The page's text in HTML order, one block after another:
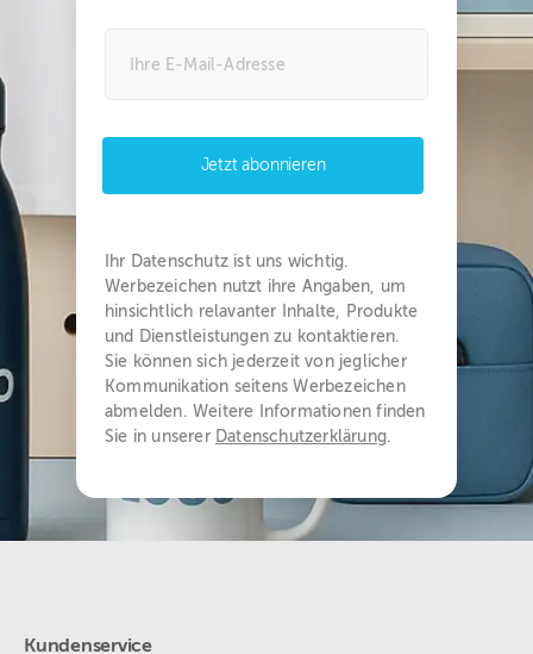
Jetzt abonnieren
Ihr Datenschutz ist uns wichtig.
Werbezeichen nutzt ihre Angaben, um
hinsichtlich relavanter Inhalte, Produkte
und Dienstleistungen zu kontaktieren.
Sie können sich jederzeit von jeglicher
Kommunikation seitens Werbezeichen
abmelden. Weitere Informationen finden
Sie in unserer Datenschutzerklärung.
Kundenservice